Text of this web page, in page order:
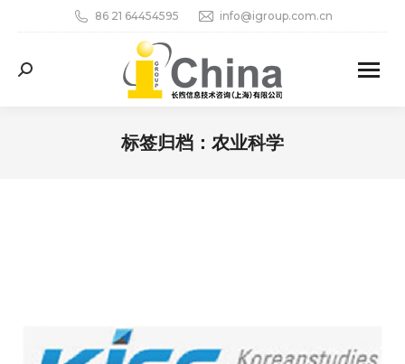
86 21 64454595 info@igroup.com.cn
Search:
标签归档： 农业科学